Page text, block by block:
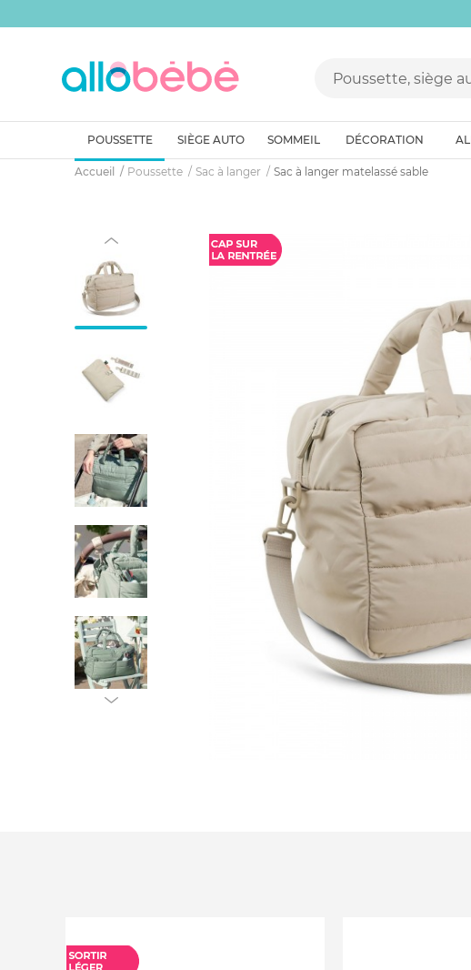
POUSSETTE SIÈGE AUTO SOMMEIL DÉCORATION
Accueil Poussette Sac à langer Sac à langer matelassé sable